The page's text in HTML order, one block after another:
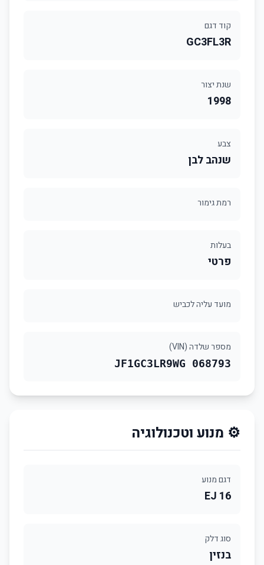
קוד דגם
GC3FL3R
שנת יצור
1998
צבע
שנהב לבן
רמת גימור
בעלות
פרטי
מועד עליה לכביש
מספר שלדה (VIN)
JF1GC3LR9WG 068793
⚙️ מנוע וטכנולוגיה
דגם מנוע
EJ 16
סוג דלק
בנזין